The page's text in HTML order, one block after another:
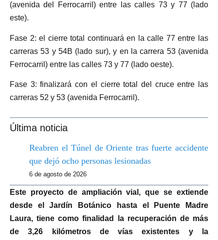
(avenida del Ferrocarril) entre las calles 73 y 77 (lado
este).
Fase 2: el cierre total continuará en la calle 77 entre las
carreras 53 y 54B (lado sur), y en la carrera 53 (avenida
Ferrocarril) entre las calles 73 y 77 (lado oeste).
Fase 3: finalizará con el cierre total del cruce entre las
carreras 52 y 53 (avenida Ferrocarril).
Última noticia
Reabren el Túnel de Oriente tras fuerte accidente
que dejó ocho personas lesionadas
6 de agosto de 2026
Este proyecto de ampliación vial, que se extiende
desde el Jardín Botánico hasta el Puente Madre
Laura, tiene como finalidad la recuperación de más
de 3,26 kilómetros de vías existentes y la